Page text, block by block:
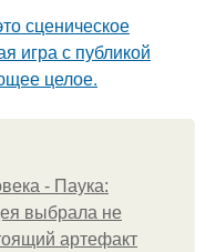
сценическое
игра с публикой
целое.
- Паука:
выбрала не
артефакт